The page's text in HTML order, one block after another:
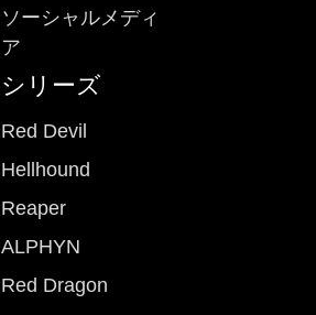
ソーシャルメディ
ア
シリーズ
Red Devil
Hellhound
Reaper
ALPHYN
Red Dragon